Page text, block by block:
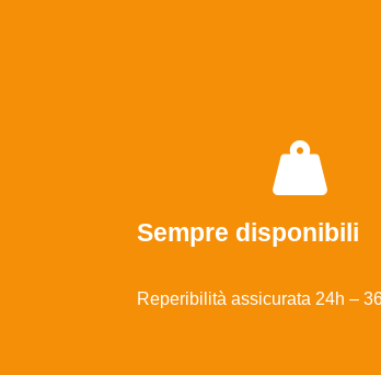
Sempre disponibili
Reperibilità assicurata 24h –